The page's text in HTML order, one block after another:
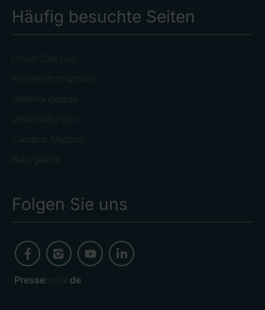
Häufig besuchte Seiten
Unser Campus
Presseinformationen
Stellenangebote
Veranstaltungen
Campus Magazin
Babygalerie
Folgen Sie uns
Presseportal. de